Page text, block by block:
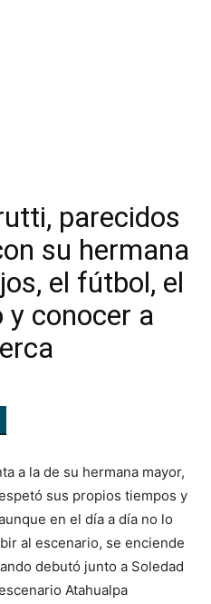
parecidos
su hermana
el fútbol, el
conocer a
a la de su hermana mayor,
sus propios tiempos y
en el día a día no lo
al escenario, se enciende
debutó junto a Soledad
Atahualpa